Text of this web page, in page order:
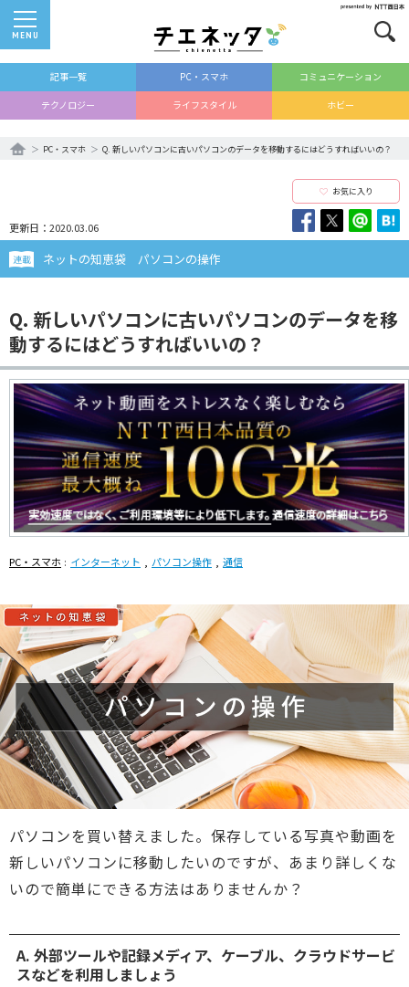
記事一覧 PC・スマホ コミュニケーション
テクノロジー ライフスタイル ホビー
MENU
PC・スマホ Q. 新しいパソコンに古いパソコンのデータを移動するにはどうすればいいの？
更新日：2020.03.06
お気に入り
連載 ネットの知恵袋 パソコンの操作
Q. 新しいパソコンに古いパソコンのデータを移
動するにはどうすればいいの？
PC・スマホ インターネット パソコン操作 通信
パソコンを買い替えました。保存している写真や動画を
新しいパソコンに移動したいのですが、あまり詳しくな
いので簡単にできる方法はありませんか？
A. 外部ツールや記録メディア、ケーブル、クラウドサービ
スなどを利用しましょう